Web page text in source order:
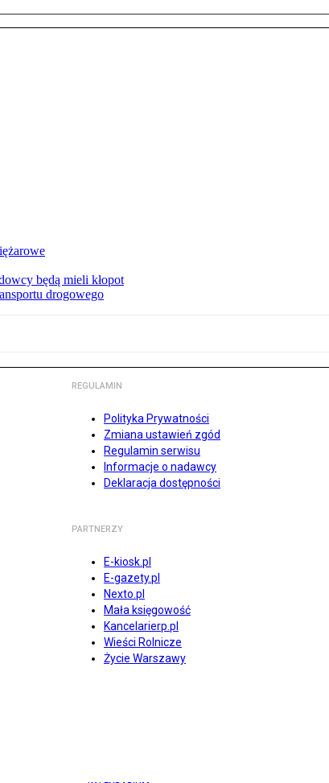
będą mieli kłopot
drogowego
REGULAMIN
Polityka Prywatności
Zmiana ustawień zgód
Regulamin serwisu
Informacje o nadawcy
Deklaracja dostępności
PARTNERZY
E-kiosk.pl
E-gazety.pl
Nexto.pl
Mała księgowość
Kancelarierp.pl
Wieści Rolnicze
Życie Warszawy